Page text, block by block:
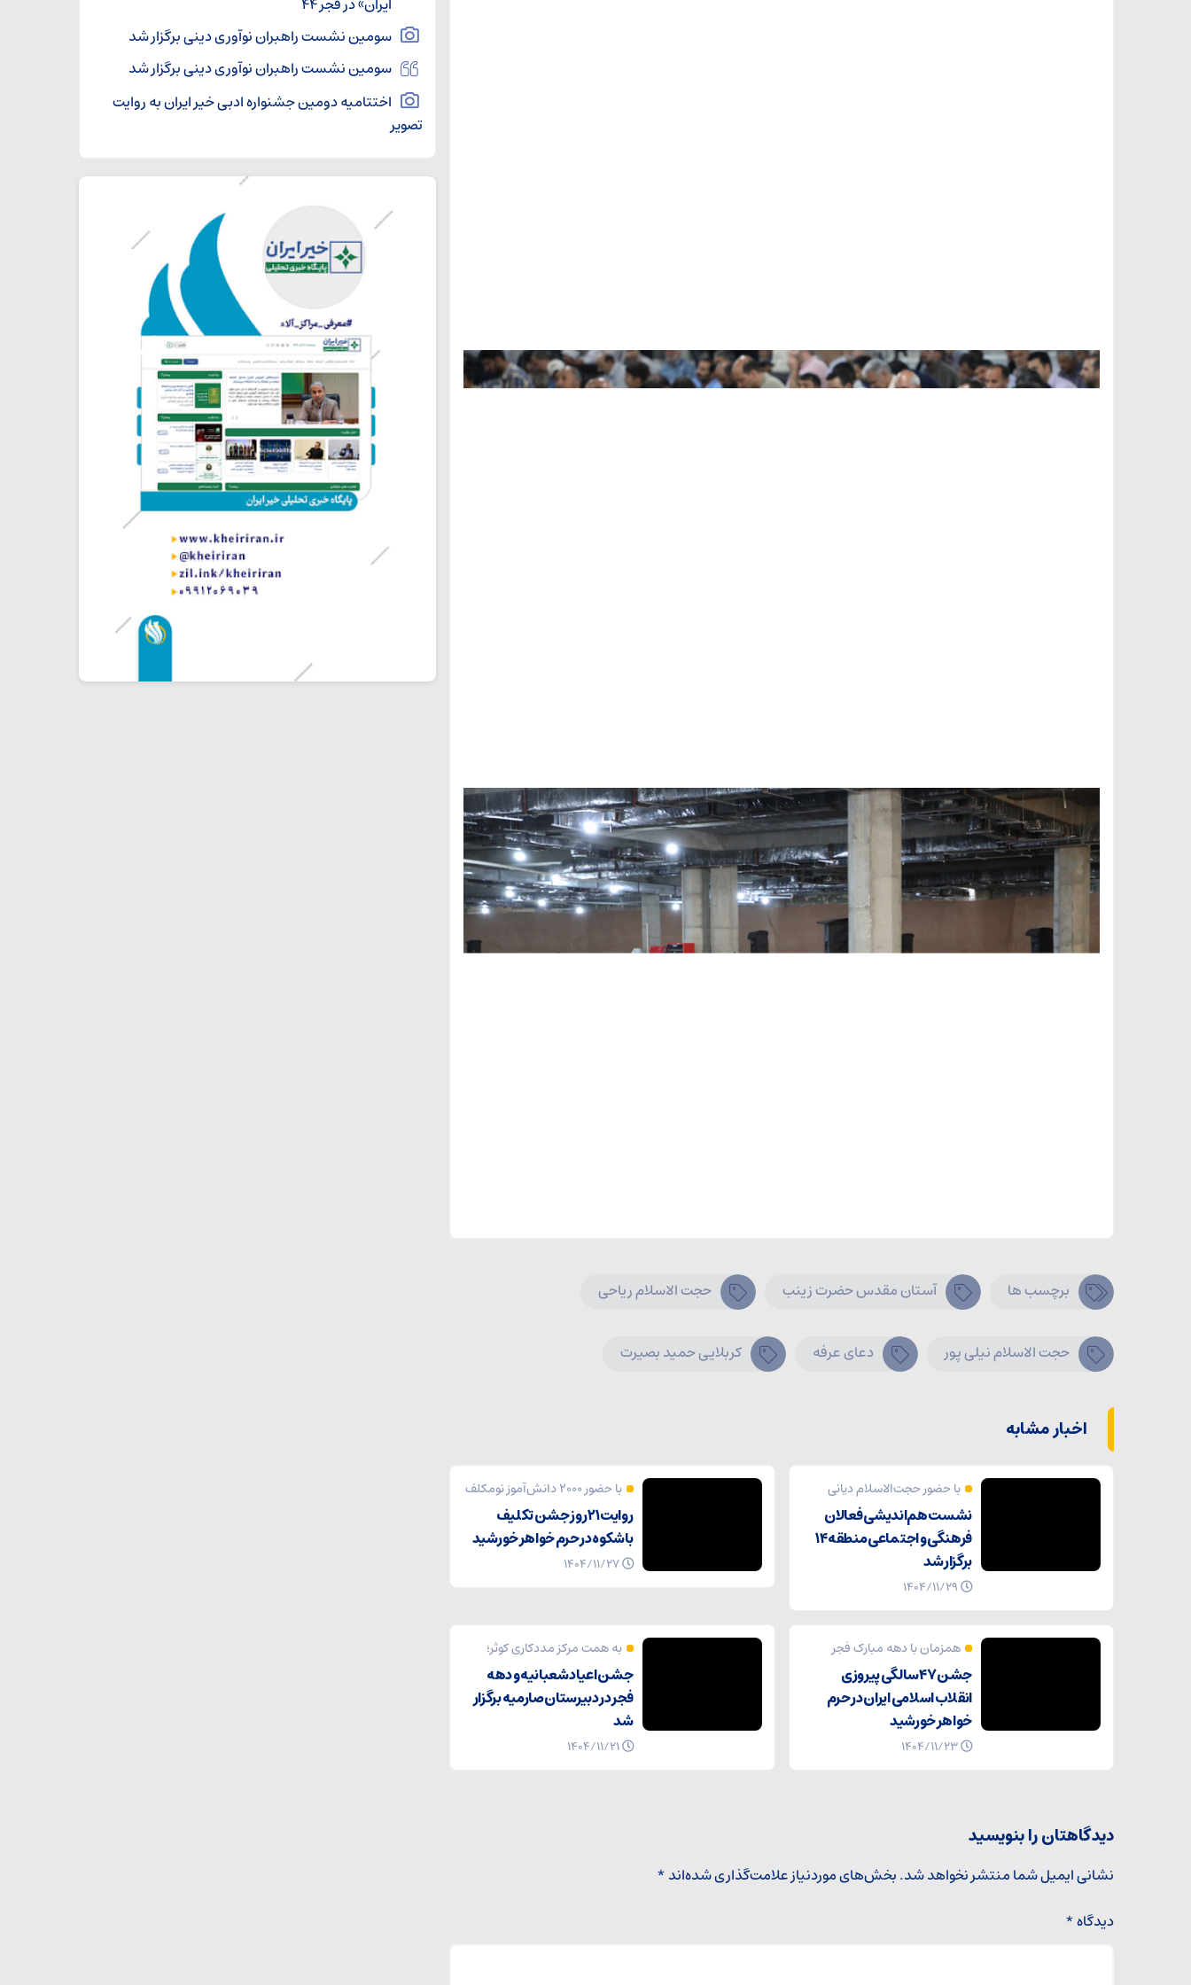
برچسب ها آستان مقدس حضرت زینب حجت الاسلام ریاحی
حجت الاسلام نیلی پور دعای عرفه کربلایی حمید بصیرت
اخبار مشابه
با حضور حجت‌الاسلام دیانی
نشست هم‌اندیشی فعالان
فرهنگی و اجتماعی منطقه ۱۴
برگزار شد
با حضور ۲۰۰۰ دانش‌آموز نومکلف
روایت ۲۱ روز جشن تکلیف
باشکوه در حرم خواهر خورشید
۱۴۰۴/۱۱/۲۷
همزمان با دهه مبارک فجر
جشن ۴۷ سالگی پیروزی
انقلاب اسلامی ایران در حرم
خواهر خورشید
به همت مرکز مددکاری کوثر؛
جشن اعیاد شعبانیه و دهه
فجر در دبیرستان صارمیه برگزار
شد
۱۴۰۴/۱۱/۲۱
دیدگاهتان را بنویسید
نشانی ایمیل شما منتشر نخواهد شد.بخش‌های موردنیاز علامت‌گذاری شده‌اند*
دیدگاه*
سومین نشست راهبران نوآوری دینی برگزار شد
سومین نشست راهبران نوآوری دینی برگزار شد
اختتامیه دومین جشنواره ادبی خیر ایران به روایت
تصویر